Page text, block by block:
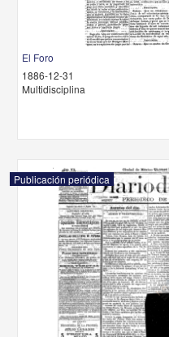
El Foro
1886-12-31
Multidisciplina
Publicación periódica